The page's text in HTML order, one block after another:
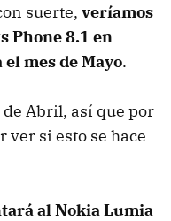
suerte, veríamos
Phone 8.1 en
mes de Mayo.
Abril, así que por
ver si esto se hace
al Nokia Lumia